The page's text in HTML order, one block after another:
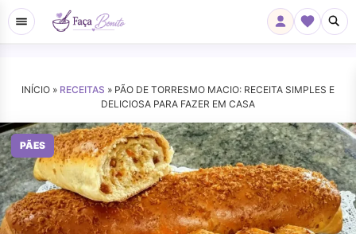
INÍCIO » RECEITAS » PÃO DE TORRESMO MACIO: RECEITA SIMPLES E
DELICIOSA PARA FAZER EM CASA
PÃES